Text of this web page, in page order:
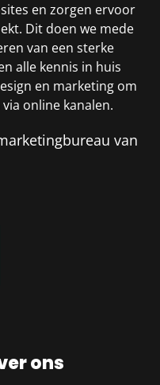
en zorgen ervoor
Dit doen we mede
van een sterke
alle kennis in huis
en marketing om
online kanalen.
van
ons